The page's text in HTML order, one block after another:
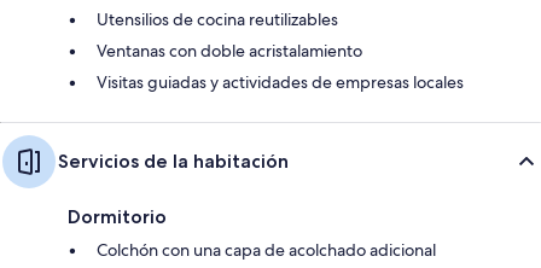
Utensilios de cocina reutilizables
Ventanas con doble acristalamiento
Visitas guiadas y actividades de empresas locales
Servicios de la habitación
Dormitorio
Colchón con una capa de acolchado adicional